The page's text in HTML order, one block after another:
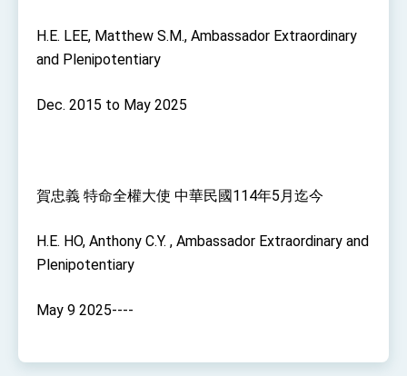
H.E. LEE, Matthew S.M., Ambassador Extraordinary
and Plenipotentiary
Dec. 2015 to May 2025
賀忠義 特命全權大使 中華民國114年5月迄今
H.E. HO, Anthony C.Y. , Ambassador Extraordinary and
Plenipotentiary
May 9 2025----